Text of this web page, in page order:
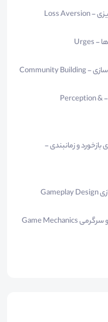
بررسی ۱۵ تکنیک و استراتژی در بکارگیری ادراک - Perception &
بازخورد و زمانبندی -